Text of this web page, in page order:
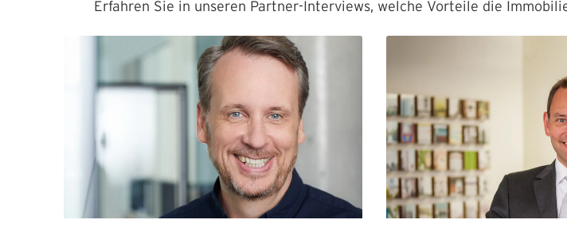
Erfahren Sie in unseren Partner-Interviews, welche Vorteile die